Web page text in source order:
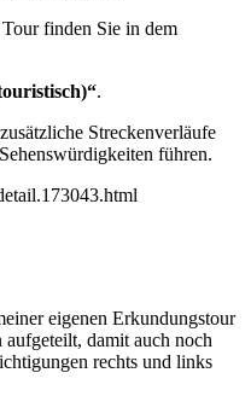
finden Sie in dem
.
Streckenverläufe
führen.
eigenen Erkundungstour
damit auch noch
rechts und links